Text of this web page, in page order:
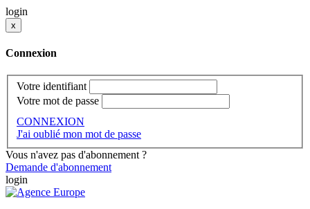
login
x
Connexion
Votre identifiant
Votre mot de passe
CONNEXION
J'ai oublié mon mot de passe
Vous n'avez pas d'abonnement ?
Demande d'abonnement
login